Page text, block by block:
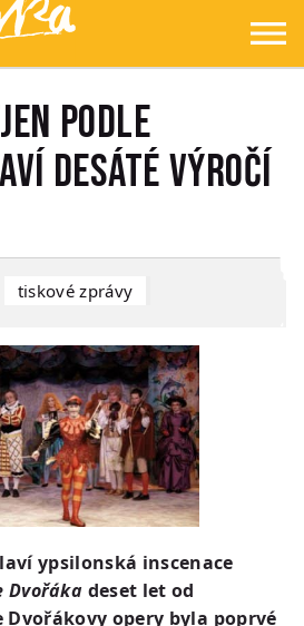
☰
podle
desáté výročí
Tiskové zprávy
ypsilonská inscenace
Dvořáka deset let od
Dvořákovy opery byla poprvé